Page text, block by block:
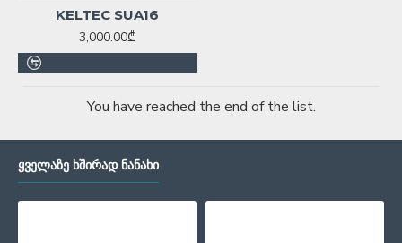
KELTEC SUA16
3,000.00₾
You have reached the end of the list.
ᲧᲕᲔᲚᲐᲖᲔ ᲮᲨᲘᲠᲐᲓ ᲜᲐᲜᲐᲮᲘ